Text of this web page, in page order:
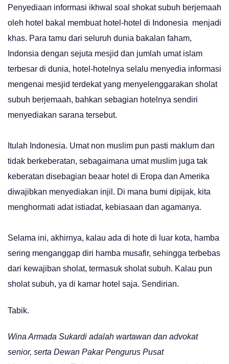
Penyediaan informasi ikhwal soal shokat subuh berjemaah
oleh hotel bakal membuat hotel-hotel di Indonesia menjadi
khas. Para tamu dari seluruh dunia bakalan faham,
Indonsia dengan sejuta mesjid dan jumlah umat islam
terbesar di dunia, hotel-hotelnya selalu menyedia informasi
mengenai mesjid terdekat yang menyelenggarakan sholat
subuh berjemaah, bahkan sebagian hotelnya sendiri
menyediakan sarana tersebut.
Itulah Indonesia. Umat non muslim pun pasti maklum dan
tidak berkeberatan, sebagaimana umat muslim juga tak
keberatan disebagian beaar hotel di Eropa dan Amerika
diwajibkan menyediakan injil. Di mana bumi dipijak, kita
menghormati adat istiadat, kebiasaan dan agamanya.
Selama ini, akhirnya, kalau ada di hote di luar kota, hamba
sering menganggap diri hamba musafir, sehingga terbebas
dari kewajiban sholat, termasuk sholat subuh. Kalau pun
sholat subuh, ya di kamar hotel saja. Sendirian.
Tabik.
Wina Armada Sukardi adalah wartawan dan advokat
senior, serta Dewan Pakar Pengurus Pusat